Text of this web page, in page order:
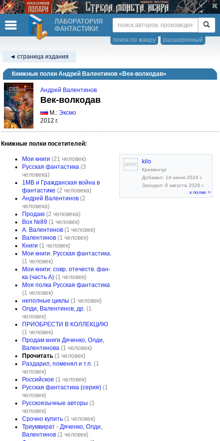
ЛАБОРАТОРИЯ
ФАНТАСТИКИ
расширенный
поиск по жанру
◄ страница издания
Книжные полки Андрей Валентинов «Век-волкодав»
Андрей Валентинов
Век-волкодав
М.: Эксмо
2012 г.
Книжные полки посетителей:
Мои книги (21 человек)
Русская фантастика (3
человека)
1МВ и Гражданская война в
фантастике (2 человека)
Андрей Валентинов (2
человека)
Продаю (2 человека)
Box №89 (1 человек)
А. Валентинов (1 человек)
Валентинов (1 человек)
Книги (1 человек)
Мои книги. Русская фантастика.
(1 человек)
Мои книги: совр. отечеств. фан-
ка (часть А) (1 человек)
Моя полка Русская фантастика
(1 человек)
неполные циклы (1 человек)
Олди, Валентинов, др. (1
человек)
ПРИОБРЕСТИ В КОЛЛЕКЦИЮ
(1 человек)
Продам книги Дяченко, Олди,
Валентинова (1 человек)
Прочитать (1 человек)
Раздарил, поменял и т.п. (1
человек)
Российское (1 человек)
Русская фантастика (серия) (1
человек)
Русскоязычные авторы (1
человек)
Срочно купить (1 человек)
Триумвират - Дяченко, Олди,
Валентинов (1 человек)
kilo
Кременчуг
Добавил: 14 июня 2024 г.
Заходил: 9 августа 2026 г.
к полке >